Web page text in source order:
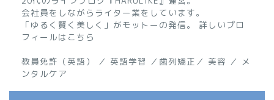
会社員をしながらライター業をしています。
「ゆるく賢く美しく」がモットーの発信。 詳しいプロ
フィールはこちら
教員免許（英語） ／ 英語学習 ／歯列矯正／ 美容 ／ メ
ンタルケア